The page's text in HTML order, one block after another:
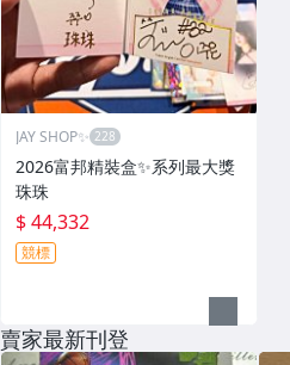
JAY SHOP✨
2026富邦精裝盒✨系列最大獎
珠珠
$ 44,332
競標
賣家最新刊登